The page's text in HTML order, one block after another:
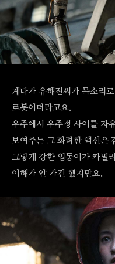
게다가 유해진씨가 목소리
로봇이더라고요.
우주에서 우주정 사이를 자
보여주는 그 화려한 액션은
그렇게 강한 업동이가 카밀
이해가 안 가긴 했지만요.